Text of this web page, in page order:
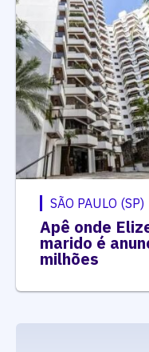
SÃO PAULO (SP)
Apê onde
marido é
milhões